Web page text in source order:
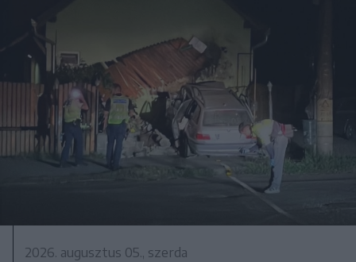
2026. augusztus 05., szerda